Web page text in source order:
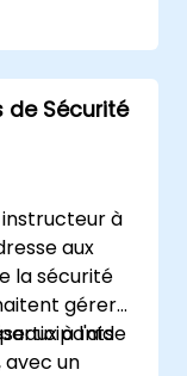
gestion de
sécurité,
le
de Sécurité
à
aux
la sécurité
gérer
à l'aide
avec un